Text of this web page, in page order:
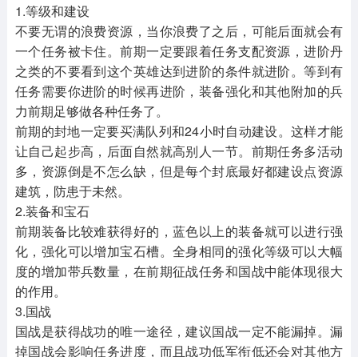
1.等级和建设
不要无谓的浪费资源，当你浪费了之后，可能后面就会有
一个任务被卡住。前期一定要跟着任务支配资源，进阶丹
之类的不要看到这个英雄达到进阶的条件就进阶。等到有
任务需要你进阶的时候再进阶，装备强化和其他附加的兵
力前期足够做各种任务了。
前期的封地一定要买满队列和24小时自动建设。这样才能
让自己起步高，后面自然就高别人一节。前期任务多活动
多，资源倒是不怎么缺，但是每个封底最好都建设点资源
建筑，防患于未然。
2.装备和宝石
前期装备比较难获得好的，蓝色以上的装备就可以进行强
化，强化可以增加宝石槽。全身相同的强化等级可以大幅
度的增加带兵数量，在前期征战任务和国战中能体现很大
的作用。
3.国战
国战是获得战功的唯一途径，建议国战一定不能漏掉。漏
掉国战会影响任务进度，而且战功低军衔低还会对其他方